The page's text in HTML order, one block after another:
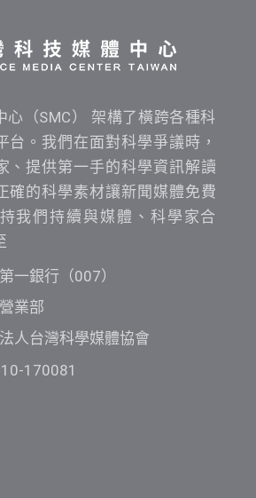
心（SMC） 架構了橫跨各種科
台。我們在面對科學爭議時，
、提供第一手的科學資訊解讀
確的科學素材讓新聞媒體免費
我們持續與媒體、科學家合
一銀行（007）
業部
人台灣科學媒體協會
170081